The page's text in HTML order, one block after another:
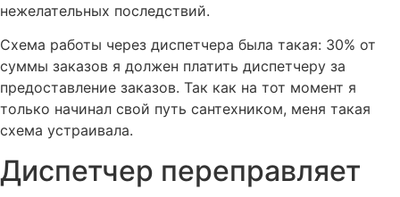
нежелательных последствий.
Схема работы через диспетчера была такая: 30% от
суммы заказов я должен платить диспетчеру за
предоставление заказов. Так как на тот момент я
только начинал свой путь сантехником, меня такая
схема устраивала.
Диспетчер переправляет